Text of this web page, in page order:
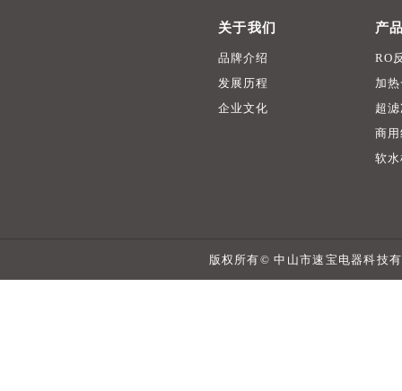
关于我们
品牌介绍
发展历程
企业文化
产
RO
加
超
商
软
版权所有© 中山市速宝电器科